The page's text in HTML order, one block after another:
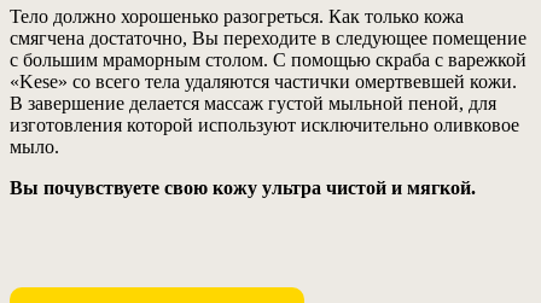
Тело должно хорошенько разогреться. Как только кожа
смягчена достаточно, Вы переходите в следующее помещение
с большим мраморным столом. С помощью скраба с варежкой
«Kese» со всего тела удаляются частички омертвевшей кожи.
В завершение делается массаж густой мыльной пеной, для
изготовления которой используют исключительно оливковое
мыло.
Вы почувствуете свою кожу ультра чистой и мягкой.